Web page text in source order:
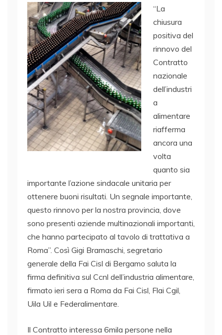
“La
chiusura
positiva del
rinnovo del
Contratto
nazionale
dell’industri
a
alimentare
riafferma
ancora una
volta
quanto sia
importante l’azione sindacale unitaria per
ottenere buoni risultati. Un segnale importante,
questo rinnovo per la nostra provincia, dove
sono presenti aziende multinazionali importanti,
che hanno partecipato al tavolo di trattativa a
Roma”. Così Gigi Bramaschi, segretario
generale della Fai Cisl di Bergamo saluta la
firma definitiva sul Ccnl dell’industria alimentare,
firmato ieri sera a Roma da Fai Cisl, Flai Cgil,
Uila Uil e Federalimentare.
Il Contratto interessa 6mila persone nella